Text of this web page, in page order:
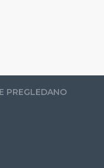
PREGLEDANO